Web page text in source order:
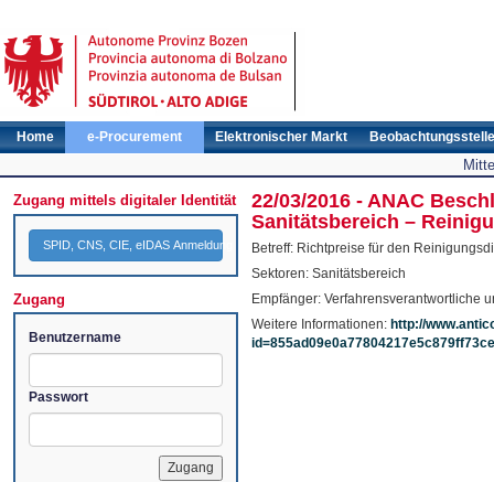
Home e-Procurement Elektronischer Markt Beobachtungsstelle
Zugang mittels digitaler Identität
SPID, CNS, CIE, eIDAS Anmeldung
Zugang
Benutzername
Passwort
22/03/2016 - ANAC
Sanitätsbereich –
Betreff: Richtpreise für den
Sektoren: Sanitätsbereich
Empfänger: Verfahrensverantwortliche
Weitere Informationen: http://